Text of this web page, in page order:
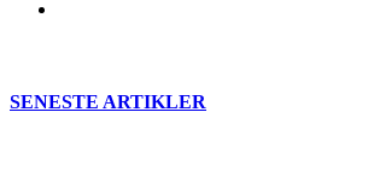
SENESTE ARTIKLER